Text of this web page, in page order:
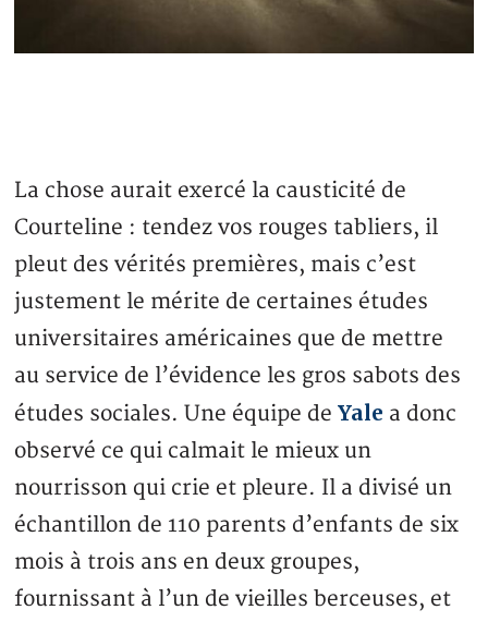
La chose aurait exercé la causticité de
Courteline : tendez vos rouges tabliers, il
pleut des vérités premières, mais c’est
justement le mérite de certaines études
universitaires américaines que de mettre
au service de l’évidence les gros sabots des
études sociales. Une équipe deYale a donc
observé ce qui calmait le mieux un
nourrisson qui crie et pleure. Il a divisé un
échantillon de 110 parents d’enfants de six
mois à trois ans en deux groupes,
fournissant à l’un de vieilles berceuses, et